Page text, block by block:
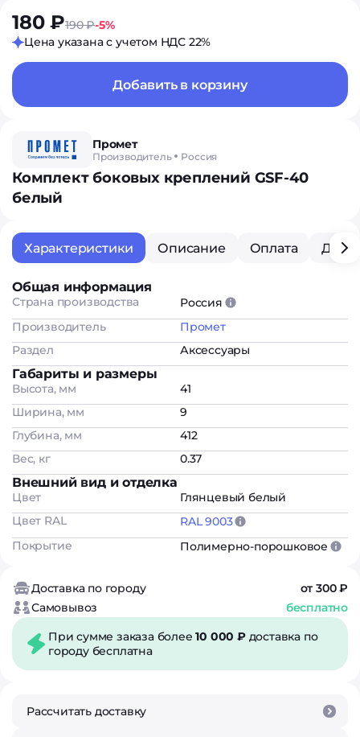
180 ₽190 ₽-5%
Цена указана с учетом НДС 22%
Добавить в корзину
Промет
Производитель Россия
Комплект боковых креплений GSF-40
белый
Характеристики Описание Оплата
Общая информация
Страна производства
Россия
Производитель
Промет
Раздел
Аксессуары
Габариты и размеры
Высота, мм
41
Ширина, мм
9
Глубина, мм
412
Вес, кг
0.37
Внешний вид и отделка
Цвет
Глянцевый белый
Цвет RAL
RAL 9003
Покрытие
Полимерно-порошковое
Доставка по городу
от 300 ₽
Самовывоз
бесплатно
При сумме заказа более10 000 ₽доставка по
городу бесплатна
Рассчитать доставку